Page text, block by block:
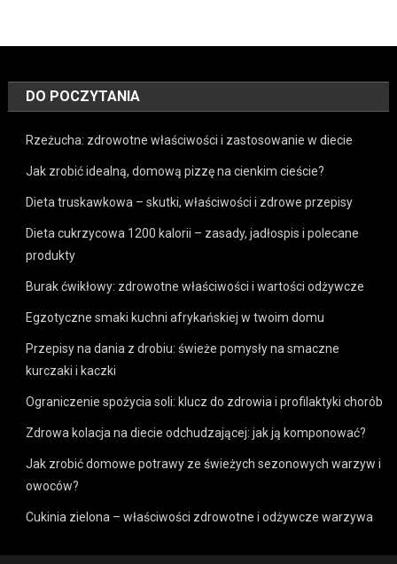
DO POCZYTANIA
Rzeżucha: zdrowotne właściwości i zastosowanie w diecie
Jak zrobić idealną, domową pizzę na cienkim cieście?
Dieta truskawkowa – skutki, właściwości i zdrowe przepisy
Dieta cukrzycowa 1200 kalorii – zasady, jadłospis i polecane
produkty
Burak ćwikłowy: zdrowotne właściwości i wartości odżywcze
Egzotyczne smaki kuchni afrykańskiej w twoim domu
Przepisy na dania z drobiu: świeże pomysły na smaczne
kurczaki i kaczki
Ograniczenie spożycia soli: klucz do zdrowia i profilaktyki chorób
Zdrowa kolacja na diecie odchudzającej: jak ją komponować?
Jak zrobić domowe potrawy ze świeżych sezonowych warzyw i
owoców?
Cukinia zielona – właściwości zdrowotne i odżywcze warzywa